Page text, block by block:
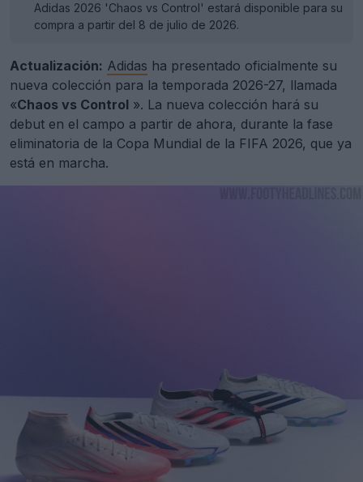
Adidas 2026 'Chaos vs Control' estará disponible para su
compra a partir del 8 de julio de 2026.
Actualización: Adidas ha presentado oficialmente su
nueva colección para la temporada 2026-27, llamada
«Chaos vs Control ». La nueva colección hará su
debut en el campo a partir de ahora, durante la fase
eliminatoria de la Copa Mundial de la FIFA 2026, que ya
está en marcha.